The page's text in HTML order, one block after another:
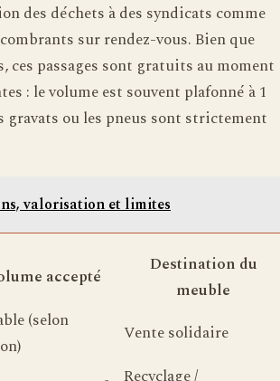
des déchets à des syndicats comme
sur rendez-vous. Bien que
ces passages sont gratuits au moment
: le volume est souvent plafonné à 1
gravats ou les pneus sont strictement
valorisation et limites
accepté
Destination du
meuble
(selon
Vente solidaire
Recyclage /